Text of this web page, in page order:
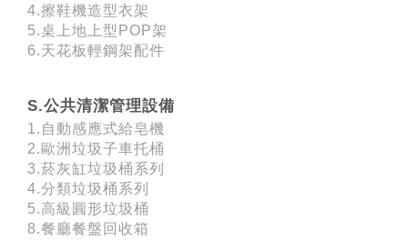
4.擦鞋機造型衣架
5.桌上地上型POP架
6.天花板輕鋼架配件
S.公共清潔管理設備
1.自動感應式給皂機
2.歐洲垃圾子車托桶
3.菸灰缸垃圾桶系列
4.分類垃圾桶系列
5.高級圓形垃圾桶
8.餐廳餐盤回收箱